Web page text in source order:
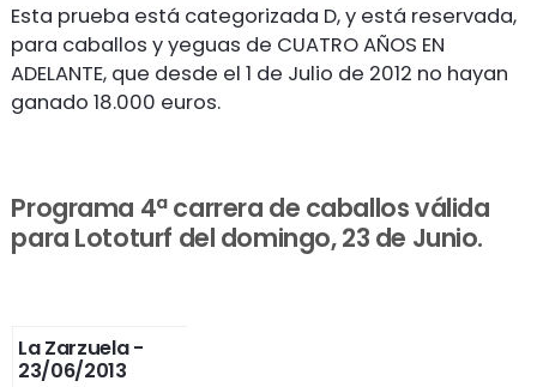
Esta prueba está categorizada D, y está reservada,
para caballos y yeguas de CUATRO AÑOS EN
ADELANTE, que desde el 1 de Julio de 2012 no hayan
ganado 18.000 euros.
Programa 4ª carrera de caballos válida
para Lototurf del domingo, 23 de Junio.
La Zarzuela-
23/06/2013